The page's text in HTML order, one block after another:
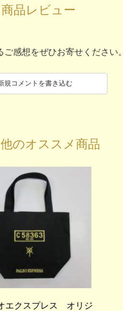
品レビュー
ご感想をぜひお寄せください。
規コメントを書き込む
のオススメ商品
エクスプレス オリジ